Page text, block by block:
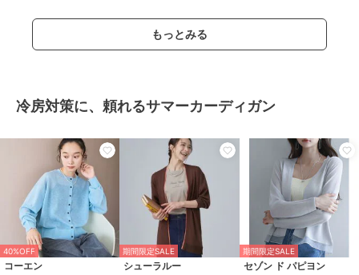
もっとみる
冷房対策に、頼れるサマーカーディガン
40%OFF
コーエン
期間限定SALE
シューラルー
期間限定SALE
セゾン ド パピヨン